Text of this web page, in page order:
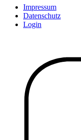
Impressum
Datenschutz
Login